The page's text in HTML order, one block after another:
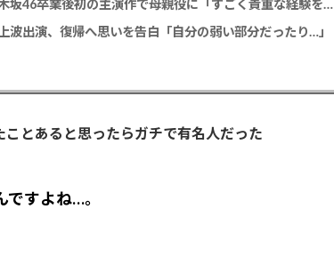
久保史緒里 「世界は美しいと誰かが言った」乃木坂46卒業後初の主演作で母親役に「すごく貴重な経験をさせていただいた」
出演、復帰へ思いを告白「自分の弱い部分だったり…」
とあると思ったらガチで有名人だった
すよね…。